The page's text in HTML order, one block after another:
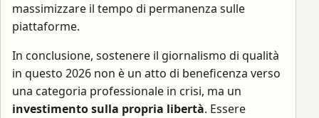
massimizzare il tempo di permanenza sulle
piattaforme.
In conclusione, sostenere il giornalismo di qualità
in questo 2026 non è un atto di beneficenza verso
una categoria professionale in crisi, ma un
investimento sulla propria libertà. Essere